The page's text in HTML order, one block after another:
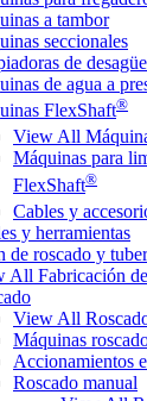
a tambor
seccionales
de
de agua a
FlexShaft®
View All
Máquinas para
FlexShaft®
Cables y
y herramientas
de roscado y
All Fabricación
View All
Máquinas
Accionamientos
Roscado manual